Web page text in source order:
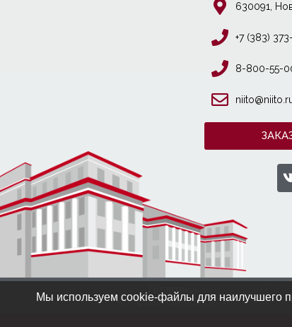
630091,
+7 (383)
8-800-55-
Политика
конфиденциальности
Мы используем cookie-файлы для наилучшего